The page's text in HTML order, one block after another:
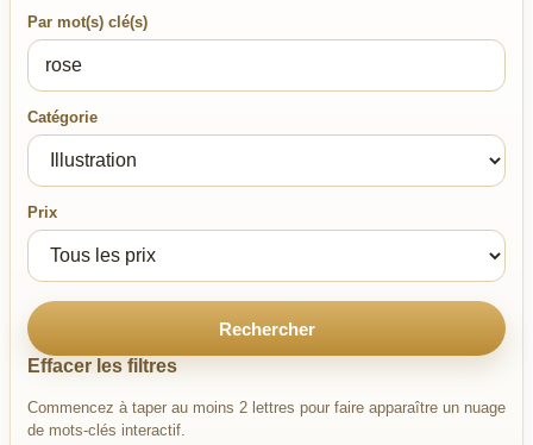
Par mot(s) clé(s)
Catégorie
Prix
Rechercher
Effacer les filtres
Commencez à taper au moins 2 lettres pour faire apparaître un nuage
de mots-clés interactif.